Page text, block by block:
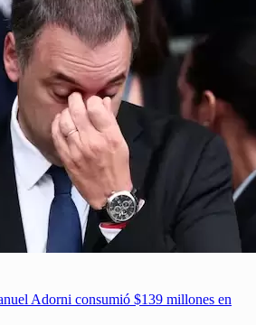
Adorni consumió $139 millones en